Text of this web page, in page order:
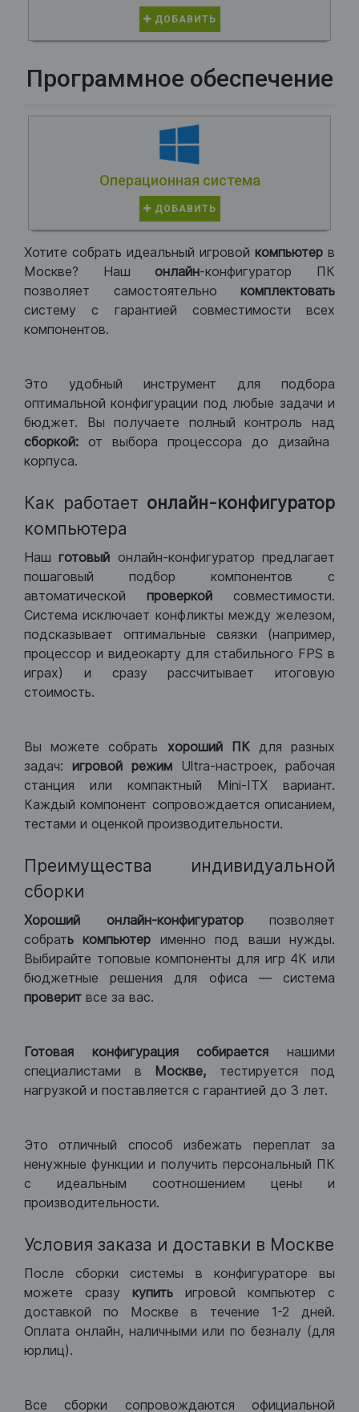
ДОБАВИТЬ
Программное обеспечение
Операционная система
ДОБАВИТЬ
Хотите собрать идеальный игровой компьютер в
Москве? Нашонлайн-конфигуратор ПК
позволяет самостоятельно комплектовать
систему с гарантией совместимости всех
компонентов.
Это удобный инструмент для подбора
оптимальной конфигурации под любые задачи и
бюджет. Вы получаете полный контроль над
сборкой: от выбора процессора до дизайна
корпуса.
Как работает онлайн-конфигуратор
компьютера
Нашготовый онлайн-конфигуратор предлагает
пошаговый подбор компонентов с
автоматической проверкой совместимости.
Система исключает конфликты между железом,
подсказывает оптимальные связки (например,
процессор и видеокарту для стабильного FPS в
играх) и сразу рассчитывает итоговую
стоимость.
Вы можете собрать хороший ПКдля разных
задач: игровой режим Ultra-настроек, рабочая
станция или компактный Mini-ITX вариант.
Каждый компонент сопровождается описанием,
тестами и оценкой производительности.
Преимущества индивидуальной
сборки
Хороший онлайн-конфигураторпозволяет
собрать компьютер именно под ваши нужды.
Выбирайте топовые компоненты для игр 4К или
бюджетные решения для офиса — система
проверит все за вас.
Готовая конфигурация собираетсянашими
специалистами в Москве, тестируется под
нагрузкой и поставляется с гарантией до 3 лет.
Это отличный способ избежать переплат за
ненужные функции и получить персональный ПК
с идеальным соотношением цены и
производительности.
Условия заказа и доставки в Москве
После сборки системы в конфигураторе вы
можете сразу купить игровой компьютер с
доставкой по Москве в течение 1-2 дней.
Оплата онлайн, наличными или по безналу (для
юрлиц).
Все сборки сопровождаются официальной